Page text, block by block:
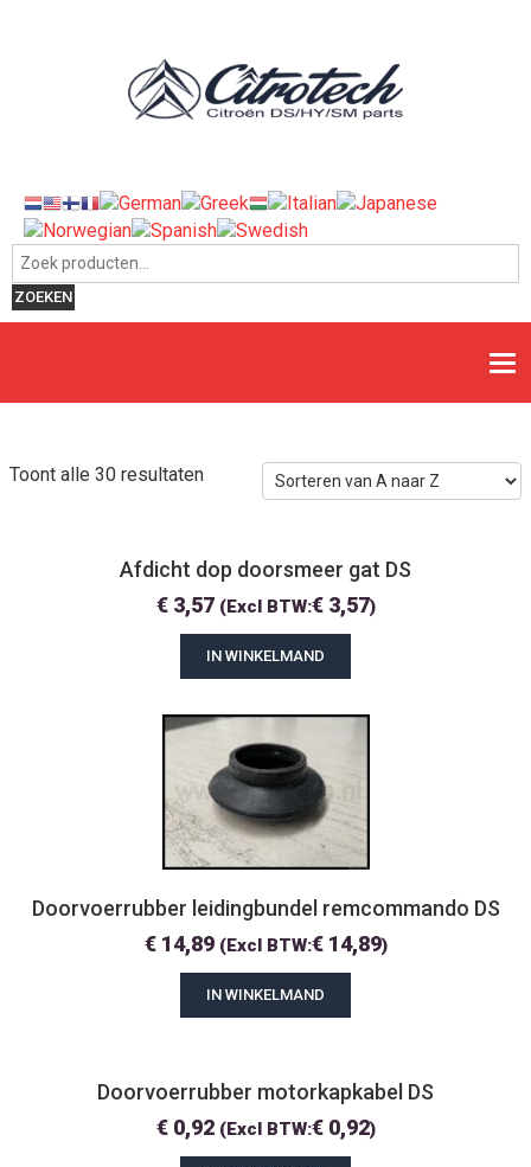
Zoeken naar:
ZOEKEN
Toont alle 30 resultaten
Afdicht dop doorsmeer gat DS
€3,57 (Excl BTW:€3,57)
IN WINKELMAND
Doorvoerrubber leidingbundel remcommando DS
€14,89 (Excl BTW:€14,89)
IN WINKELMAND
Doorvoerrubber motorkapkabel DS
€0,92 (Excl BTW:€0,92)